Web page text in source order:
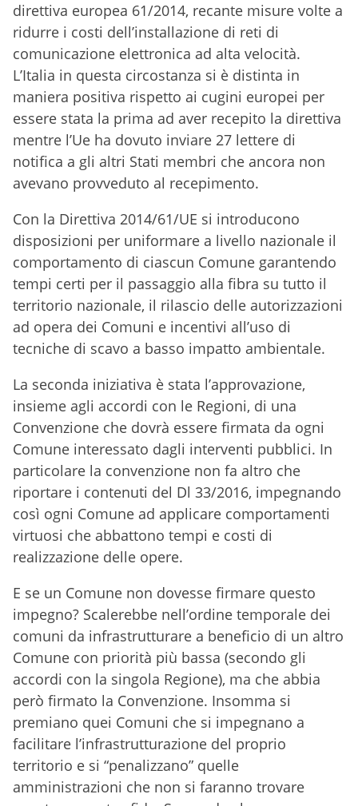
direttiva europea 61/2014, recante misure volte a
ridurre i costi dell’installazione di reti di
comunicazione elettronica ad alta velocità.
L’Italia in questa circostanza si è distinta in
maniera positiva rispetto ai cugini europei per
essere stata la prima ad aver recepito la direttiva
mentre l’Ue ha dovuto inviare 27 lettere di
notifica a gli altri Stati membri che ancora non
avevano provveduto al recepimento.
Con la Direttiva 2014/61/UE si introducono
disposizioni per uniformare a livello nazionale il
comportamento di ciascun Comune garantendo
tempi certi per il passaggio alla fibra su tutto il
territorio nazionale, il rilascio delle autorizzazioni
ad opera dei Comuni e incentivi all’uso di
tecniche di scavo a basso impatto ambientale.
La seconda iniziativa è stata l’approvazione,
insieme agli accordi con le Regioni, di una
Convenzione che dovrà essere firmata da ogni
Comune interessato dagli interventi pubblici. In
particolare la convenzione non fa altro che
riportare i contenuti del Dl 33/2016, impegnando
così ogni Comune ad applicare comportamenti
virtuosi che abbattono tempi e costi di
realizzazione delle opere.
E se un Comune non dovesse firmare questo
impegno? Scalerebbe nell’ordine temporale dei
comuni da infrastrutturare a beneficio di un altro
Comune con priorità più bassa (secondo gli
accordi con la singola Regione), ma che abbia
però firmato la Convenzione. Insomma si
premiano quei Comuni che si impegnano a
facilitare l’infrastrutturazione del proprio
territorio e si “penalizzano” quelle
amministrazioni che non si faranno trovare